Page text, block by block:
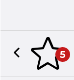
5
Previous slide